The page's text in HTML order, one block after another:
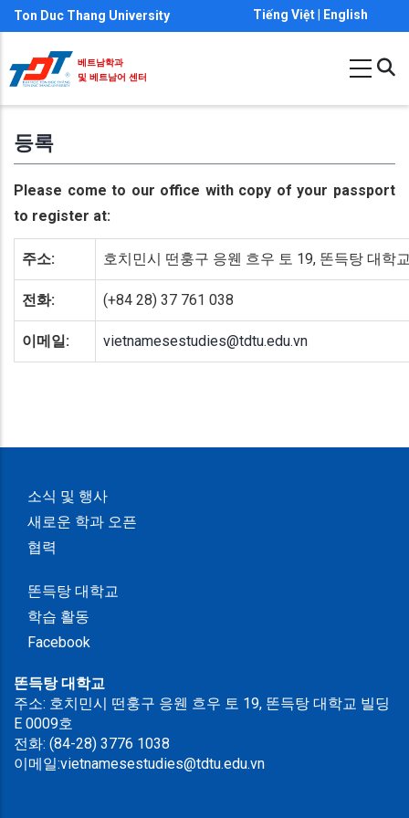
요
콘
텐
건
뛰
기
Ton Duc Thang University Tiếng Việt English
베트남학과
및 베트남어 센터
등록
Please come to our office with copy of your passport
to register at:
주소: 호치민시 떤훙구 응웬 흐우 토 19, 똔득탕 대학
전화: (+84 28) 37 761 038
이메일: vietnamesestudies@tdtu.edu.vn
소식 및 행사
새로운 학과 오픈
협력
똔득탕 대학교
학습 활동
Facebook
똔득탕 대학교
주소: 호치민시 떤훙구 응웬 흐우 토 19, 똔득탕 대학교 빌딩
E 0009호
전화: (84-28) 3776 1038
이메일:vietnamesestudies@tdtu.edu.vn